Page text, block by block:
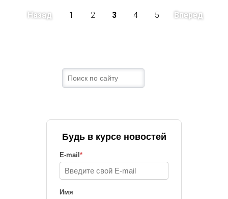
Назад 1 2 3 4 5 Вперед
Будь в курсе новостей
E-mail *
Имя